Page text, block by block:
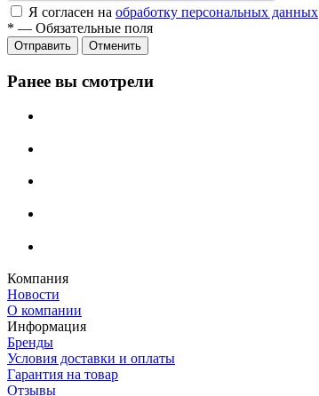
Я согласен на обработку персональных данных
* — Обязательные поля
Отменить
Ранее вы смотрели
Компания
Новости
О компании
Информация
Бренды
Условия доставки и оплаты
Гарантия на товар
Отзывы